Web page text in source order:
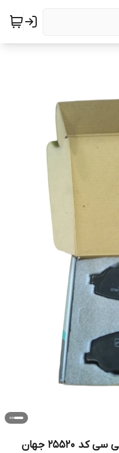
لنت ترمز عقب سانتافه 3500 سی سی کد 25520 جهان